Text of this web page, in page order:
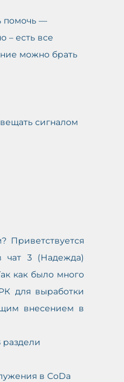
– есть все
можно брать
сигналом
Приветствуется
чат 3 (Надежда)
как было много
для выработки
внесением в
раздели
в CoDa